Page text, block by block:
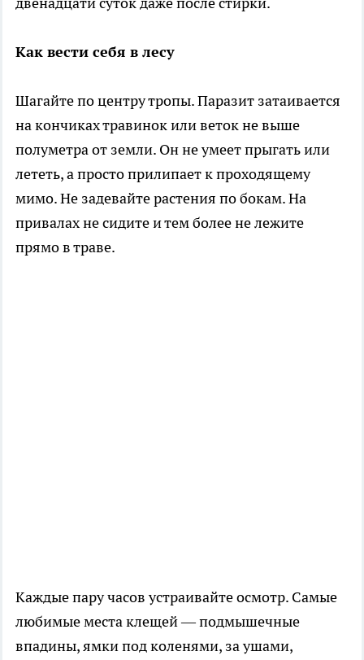
Как вести себя в лесу
Шагайте по центру тропы. Паразит затаивается
на кончиках травинок или веток не выше
полуметра от земли. Он не умеет прыгать или
лететь, а просто прилипает к проходящему
мимо. Не задевайте растения по бокам. На
привалах не сидите и тем более не лежите
прямо в траве.
Каждые пару часов устраивайте осмотр. Самые
любимые места клещей — подмышечные
впадины, ямки под коленями, за ушами,